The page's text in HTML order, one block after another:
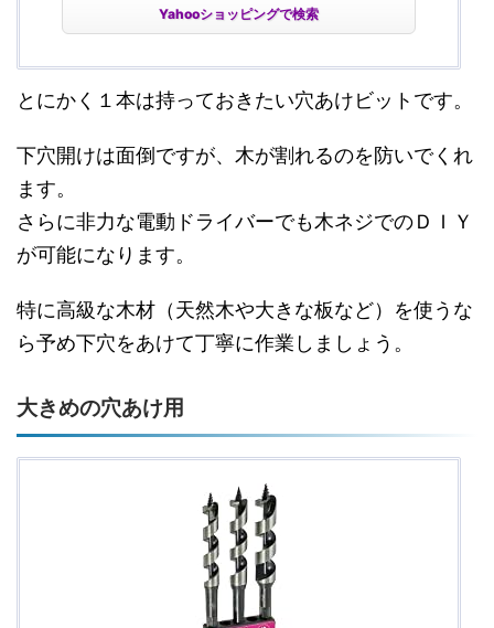
Yahooショッピングで検索
とにかく１本は持っておきたい穴あけビットです。
下穴開けは面倒ですが、木が割れるのを防いでくれ
ます。
さらに非力な電動ドライバーでも木ネジでのＤＩＹ
が可能になります。
特に高級な木材（天然木や大きな板など）を使うな
ら予め下穴をあけて丁寧に作業しましょう。
大きめの穴あけ用